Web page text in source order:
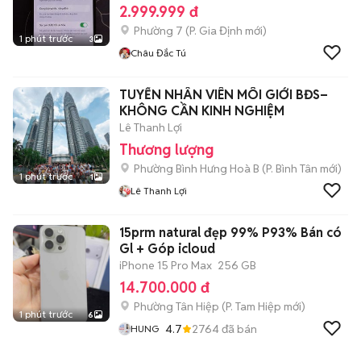
1 phút trước 3
2.999.999 đ
Phường 7 (P. Gia Định mới)
Châu Đắc Tú
1 phút trước 1
TUYỂN NHÂN VIÊN MÔI GIỚI BĐS–
KHÔNG CẦN KINH NGHIỆM
Lê Thanh Lợi
Thương lượng
Phường Bình Hưng Hoà B (P. Bình Tân mới)
Lê Thanh Lợi
1 phút trước 6
15prm natural đẹp 99% P93% Bán có
Gl + Góp icloud
iPhone 15 Pro Max 256 GB
14.700.000 đ
Phường Tân Hiệp (P. Tam Hiệp mới)
HUNG 4.7 2764đã bán